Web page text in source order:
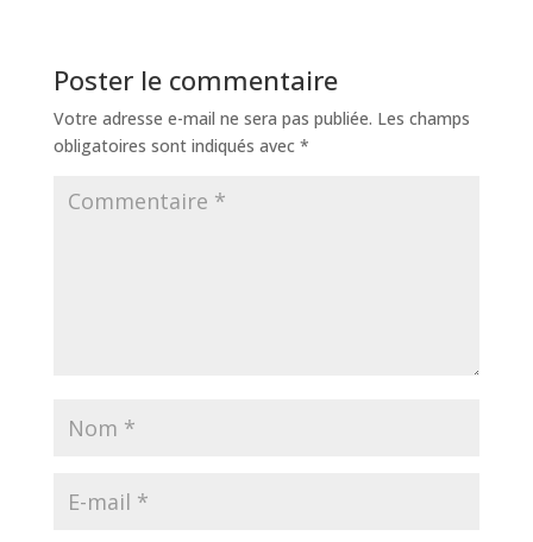
Poster le commentaire
Votre adresse e-mail ne sera pas publiée. Les champs
obligatoires sont indiqués avec *